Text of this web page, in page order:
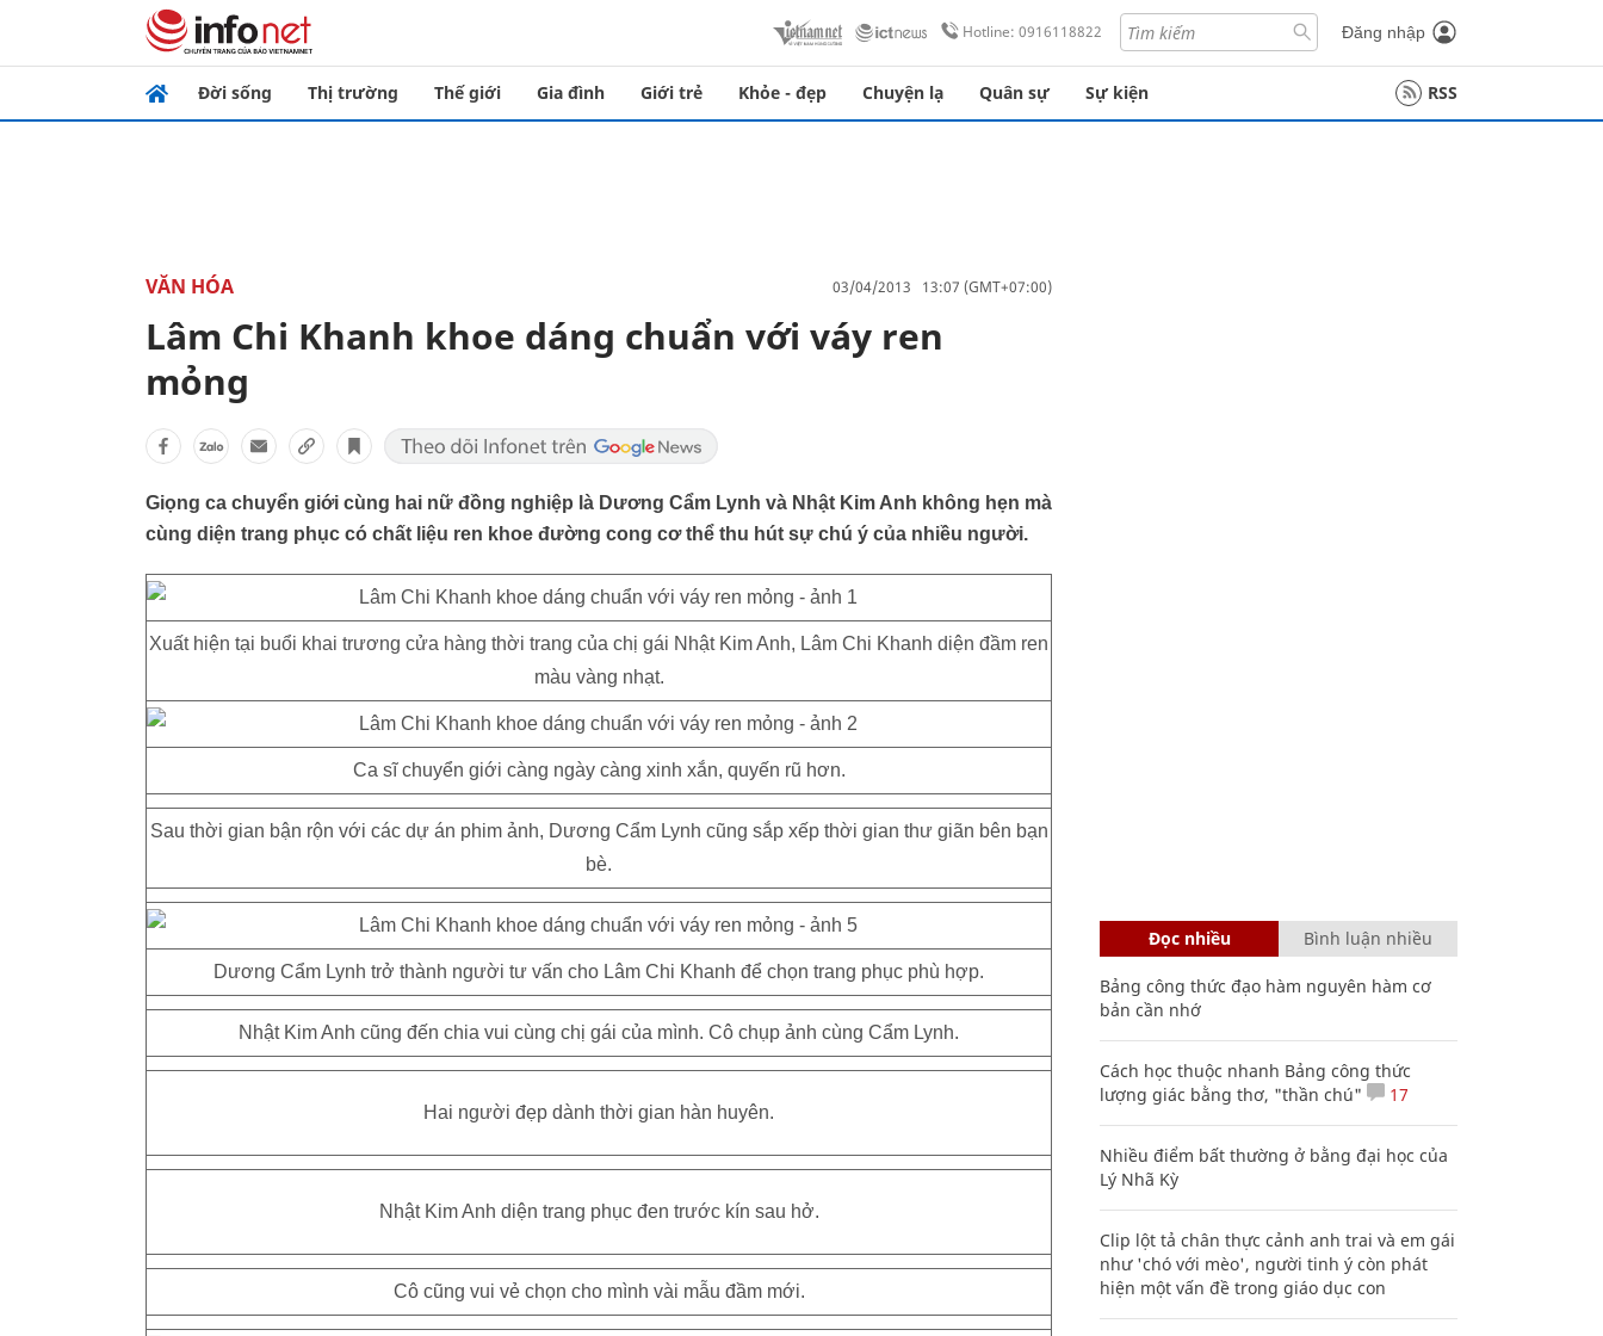
Hotline: 0916118822 Đăng nhập
Đời sống Thị trường Thế giới Gia đình Giới trẻ Khỏe - đẹp Chuyện lạ Quân sự Sự kiện RSS
VĂN HÓA 03/04/2013 13:07 (GMT+07:00)
Lâm Chi Khanh khoe dáng chuẩn với váy ren
mỏng
Giọng ca chuyển giới cùng hai nữ đồng nghiệp là Dương Cẩm Lynh và Nhật Kim Anh không hẹn mà
cùng diện trang phục có chất liệu ren khoe đường cong cơ thể thu hút sự chú ý của nhiều người.
Xuất hiện tại buổi khai trương cửa hàng thời trang của chị gái Nhật Kim Anh, Lâm Chi Khanh diện đầm ren
màu vàng nhạt.
Ca sĩ chuyển giới càng ngày càng xinh xắn, quyến rũ hơn.
Sau thời gian bận rộn với các dự án phim ảnh, Dương Cẩm Lynh cũng sắp xếp thời gian thư giãn bên bạn
bè.
Dương Cẩm Lynh trở thành người tư vấn cho Lâm Chi Khanh để chọn trang phục phù hợp.
Nhật Kim Anh cũng đến chia vui cùng chị gái của mình. Cô chụp ảnh cùng Cẩm Lynh.
Hai người đẹp dành thời gian hàn huyên.
Nhật Kim Anh diện trang phục đen trước kín sau hở.
Cô cũng vui vẻ chọn cho mình vài mẫu đầm mới.
Đọc nhiều Bình luận nhiều
Bảng công thức đạo hàm nguyên hàm cơ
bản cần nhớ
Cách học thuộc nhanh Bảng công thức
lượng giác bằng thơ, "thần chú"
17
Nhiều điểm bất thường ở bằng đại học của
Lý Nhã Kỳ
Clip lột tả chân thực cảnh anh trai và em gái
như 'chó với mèo', người tinh ý còn phát
hiện một vấn đề trong giáo dục con